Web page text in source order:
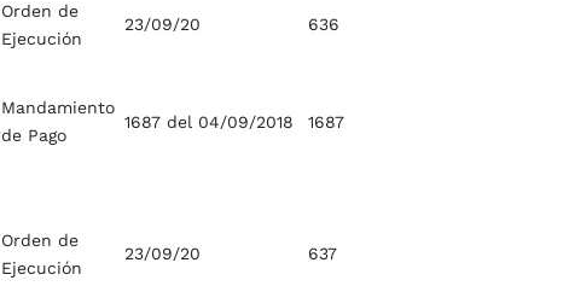
Orden de
Ejecución
23/09/20 636
Mandamiento
de Pago
1687 del 04/09/2018 1687
Orden de
Ejecución
23/09/20 637